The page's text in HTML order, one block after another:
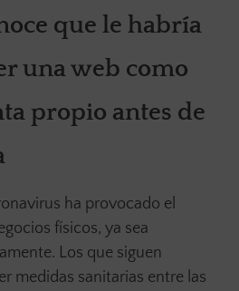
que le habría
una web como
propio antes de
ha provocado el
físicos, ya sea
Los que siguen
medidas sanitarias entre las